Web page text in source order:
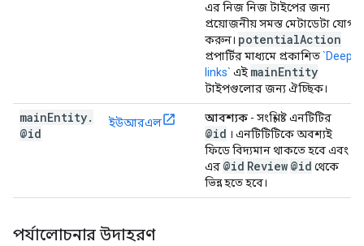
এর নিজ নিজ টাইপের জন্য
প্রয়োজনীয় সমস্ত মেটাডেটা যোগ
করুন। potentialAction
প্রপার্টির মাধ্যমে প্রকাশিত`Deep
links` এই mainEntity
টাইপগুলোর জন্য ঐচ্ছিক।
mainEntity.
@id
ইউআরএল আবশ্যক - সংশ্লিষ্ট এনটিটির
@id । এনটিটিটিকে অবশ্যই
ফিডে বিদ্যমান থাকতে হবে এবং
এর @id Review @id থেকে
ভিন্ন হতে হবে।
পর্যালোচনার উদাহরণ